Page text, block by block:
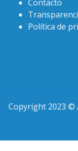
Contacto
Política de
Copyright 2023 ©